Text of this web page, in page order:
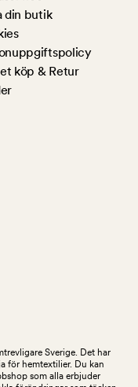
din butik
köp & Retur
Sverige. Det har
för hemtextilier. Du kan
som alla erbjuder